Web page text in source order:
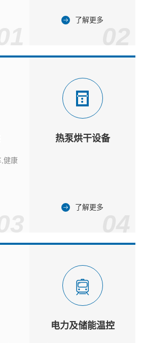
了解更多
热泵烘干设备
了解更多
电力及储能温控